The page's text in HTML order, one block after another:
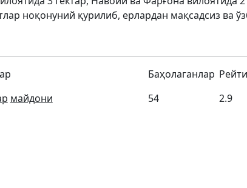
ноқонуний қурилиб, ерлардан мақсадсиз ва
майдони
Баҳолаганлар
54
2.9